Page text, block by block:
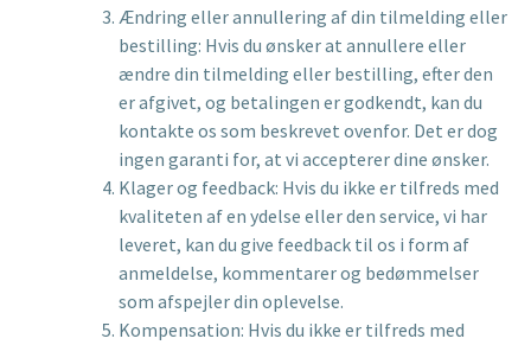
Ændring eller annullering af din tilmelding eller
bestilling: Hvis du ønsker at annullere eller
ændre din tilmelding eller bestilling, efter den
er afgivet, og betalingen er godkendt, kan du
kontakte os som beskrevet ovenfor. Det er dog
ingen garanti for, at vi accepterer dine ønsker.
Klager og feedback: Hvis du ikke er tilfreds med
kvaliteten af en ydelse eller den service, vi har
leveret, kan du give feedback til os i form af
anmeldelse, kommentarer og bedømmelser
som afspejler din oplevelse.
Kompensation: Hvis du ikke er tilfreds med